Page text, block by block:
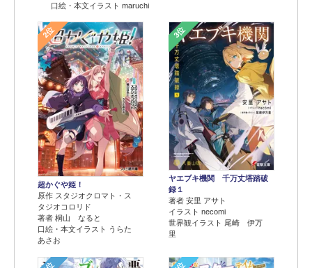
口絵・本文イラスト maruchi
2位
超かぐや姫！
原作 スタジオクロマト・ス
タジオコロリド
著者 桐山 なると
口絵・本文イラスト うらた
あさお
3位
ヤエブキ機関 千万丈塔踏破
録１
著者 安里 アサト
イラスト necomi
世界観イラスト 尾崎 伊万
里